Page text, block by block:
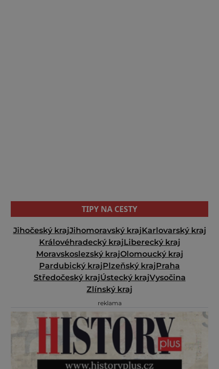
TIPY NA CESTY
Jihočeský krajJihomoravský krajKarlovarský kraj
Královéhradecký krajLiberecký kraj
Moravskoslezský krajOlomoucký kraj
Pardubický krajPlzeňský krajPraha
Středočeský krajÚstecký krajVysočina
Zlínský kraj
reklama